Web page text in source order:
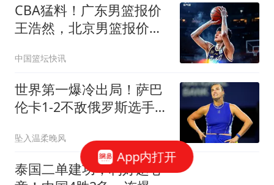
CBA猛料！广东男篮报价
王浩然，北京男篮报价朱
中国篮坛快讯
世界第一爆冷出局！萨巴
伦卡1-2不敌俄罗斯选手止
坠入温柔晚风
泰国二单建功，利好赵心
App内打开